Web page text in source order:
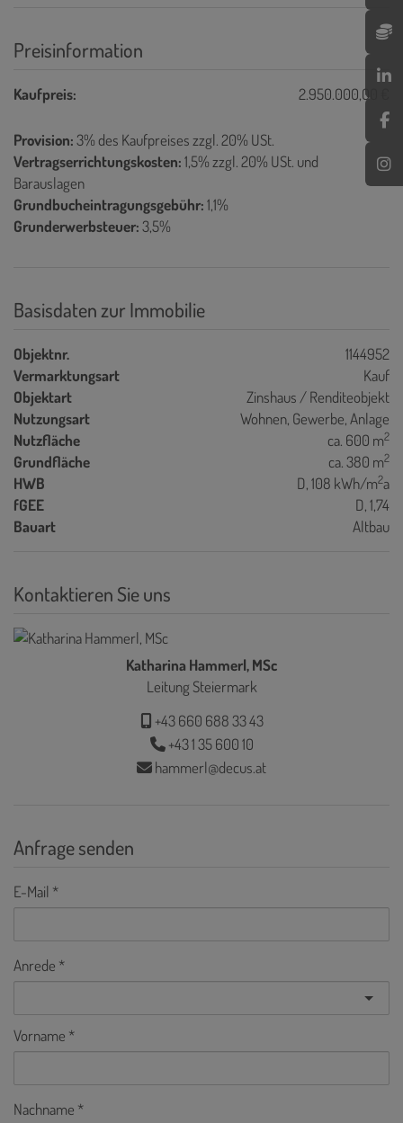
Preisinformation
Kaufpreis: 2.950.000,00 €
Provision:3% des Kaufpreises zzgl. 20% USt.
Vertragserrichtungskosten:1,5% zzgl. 20% USt. und
Barauslagen
Grundbucheintragungsgebühr:1,1%
Grunderwerbsteuer:3,5%
Basisdaten zur Immobilie
Objektnr.
1144952
Vermarktungsart
Kauf
Objektart
Zinshaus / Renditeobjekt
Nutzungsart
Wohnen Gewerbe Anlage
Nutzfläche
ca. 600 m2
Grundfläche ca. 380 m2
HWB D, 108 kWh/m2a
fGEE
D, 1,74
Bauart
Altbau
Kontaktieren Sie uns
Katharina Hammerl, MSc
Leitung Steiermark
+43 660 688 33 43
+43 1 35 600 10
hammerl@decus.at
Anfrage senden
E-Mail
Anrede
Vorname
Nachname